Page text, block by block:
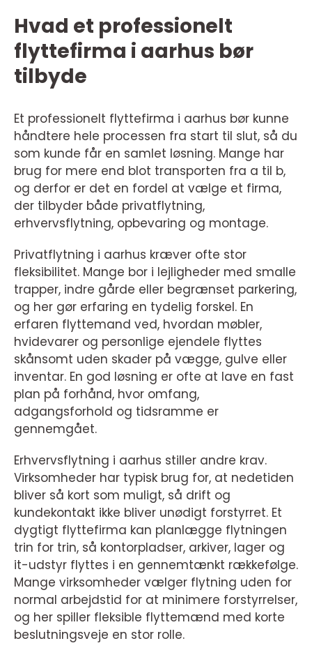
Hvad et professionelt
flyttefirma i aarhus bør
tilbyde
Et professionelt flyttefirma i aarhus bør kunne
håndtere hele processen fra start til slut, så du
som kunde får en samlet løsning. Mange har
brug for mere end blot transporten fra a til b,
og derfor er det en fordel at vælge et firma,
der tilbyder både privatflytning,
erhvervsflytning, opbevaring og montage.
Privatflytning i aarhus kræver ofte stor
fleksibilitet. Mange bor i lejligheder med smalle
trapper, indre gårde eller begrænset parkering,
og her gør erfaring en tydelig forskel. En
erfaren flyttemand ved, hvordan møbler,
hvidevarer og personlige ejendele flyttes
skånsomt uden skader på vægge, gulve eller
inventar. En god løsning er ofte at lave en fast
plan på forhånd, hvor omfang,
adgangsforhold og tidsramme er
gennemgået.
Erhvervsflytning i aarhus stiller andre krav.
Virksomheder har typisk brug for, at nedetiden
bliver så kort som muligt, så drift og
kundekontakt ikke bliver unødigt forstyrret. Et
dygtigt flyttefirma kan planlægge flytningen
trin for trin, så kontorpladser, arkiver, lager og
it-udstyr flyttes i en gennemtænkt rækkefølge.
Mange virksomheder vælger flytning uden for
normal arbejdstid for at minimere forstyrrelser,
og her spiller fleksible flyttemænd med korte
beslutningsveje en stor rolle.